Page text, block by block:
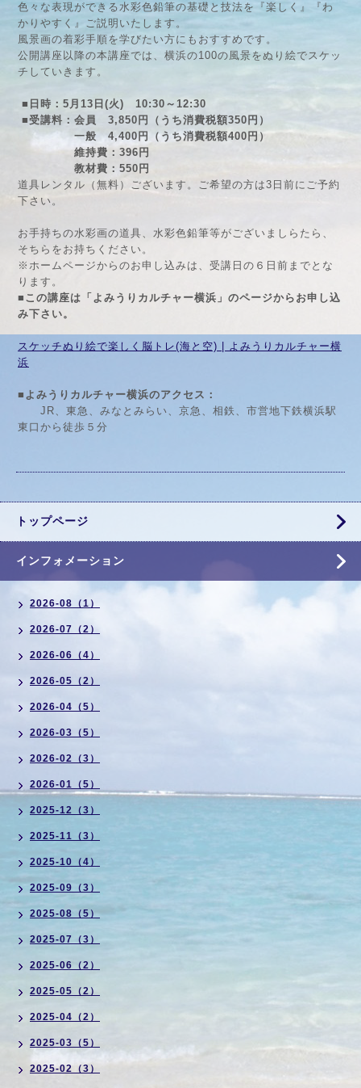
色々な表現ができる水彩色鉛筆の基礎と技法を『楽しく』『わ
かりやすく』ご説明いたします。
風景画の着彩手順を学びたい方にもおすすめです。
公開講座以降の本講座では、横浜の100の風景をぬり絵でスケッ
チしていきます。
■日時：5月13日(火) 10:30～12:30
■受講料：会員 3,850円（うち消費税額350円）
一般 4,400円（うち消費税額400円）
維持費：396円
教材費：550円
道具レンタル（無料）ございます。ご希望の方は3日前にご予約
下さい。
お手持ちの水彩画の道具、水彩色鉛筆等がございましらたら、
そちらをお持ちください。
※ホームページからのお申し込みは、受講日の６日前までとな
ります。
■この講座は「よみうりカルチャー横浜」のページからお申し込
み下さい。
スケッチぬり絵で楽しく脳トレ(海と空) | よみうりカルチャー横
浜
■よみうりカルチャー横浜のアクセス：
JR、東急、みなとみらい、京急、相鉄、市営地下鉄横浜駅
東口から徒歩５分
トップページ
インフォメーション
2026-08（1）
2026-07（2）
2026-06（4）
2026-05（2）
2026-04（5）
2026-03（5）
2026-02（3）
2026-01（5）
2025-12（3）
2025-11（3）
2025-10（4）
2025-09（3）
2025-08（5）
2025-07（3）
2025-06（2）
2025-05（2）
2025-04（2）
2025-03（5）
2025-02（3）